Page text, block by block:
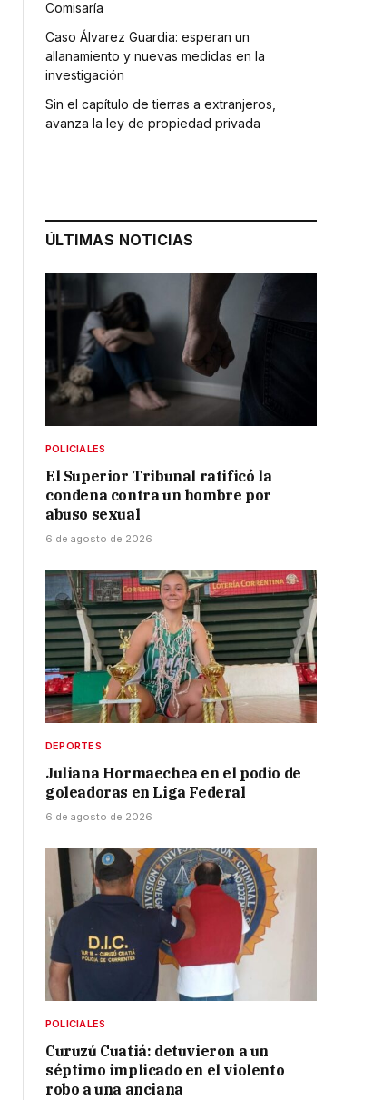
Comisaría
Caso Álvarez Guardia: esperan un
allanamiento y nuevas medidas en la
investigación
Sin el capítulo de tierras a extranjeros,
avanza la ley de propiedad privada
ÚLTIMAS NOTICIAS
POLICIALES
El Superior Tribunal ratificó la
condena contra un hombre por
abuso sexual
6 de agosto de 2026
DEPORTES
Juliana Hormaechea en el podio de
goleadoras en Liga Federal
6 de agosto de 2026
POLICIALES
Curuzú Cuatiá: detuvieron a un
séptimo implicado en el violento
robo a una anciana